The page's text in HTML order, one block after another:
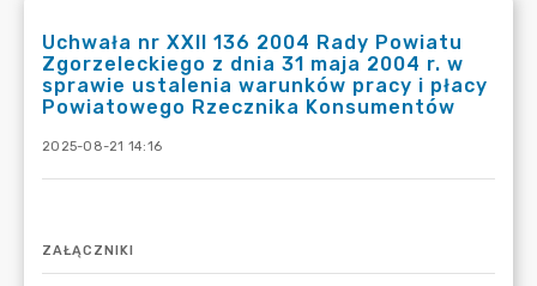
Uchwała nr XXII 136 2004 Rady Powiatu
Zgorzeleckiego z dnia 31 maja 2004 r. w
sprawie ustalenia warunków pracy i płacy
Powiatowego Rzecznika Konsumentów
2025-08-21 14:16
ZAŁĄCZNIKI